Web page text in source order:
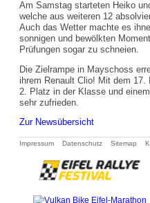
Am Samstag starteten Heiko
welche aus weiteren 12
Auch das Wetter machte es
sonnigen und bewölkten
Prüfungen sogar zu schneien.
Die Zielrampe in Mayschoss
ihrem Renault Clio! Mit dem
2. Platz in der Klasse und
sehr zufrieden.
Zur Newsübersicht
Navigation
Impressum Datenschutz Sitemap